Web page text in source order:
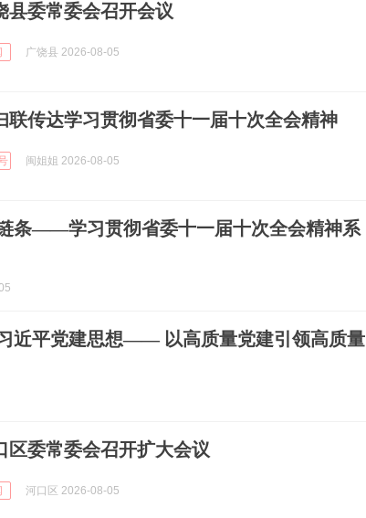
县委常委会召开会议
广饶县 2026-08-05
联传达学习贯彻省委十一届十次全会精神
闽姐姐 2026-08-05
条——学习贯彻省委十一届十次全会精神系
近平党建思想—— 以高质量党建引领高质量
区委常委会召开扩大会议
河口区 2026-08-05